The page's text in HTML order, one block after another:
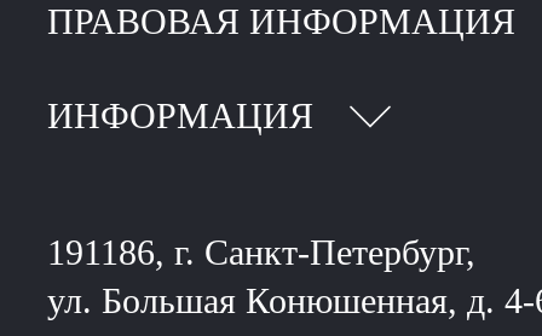
ПРАВОВАЯ ИНФОРМАЦИЯ
ИНФОРМАЦИЯ
191186, г. Санкт-Петербург,
ул. Большая Конюшенная, д.